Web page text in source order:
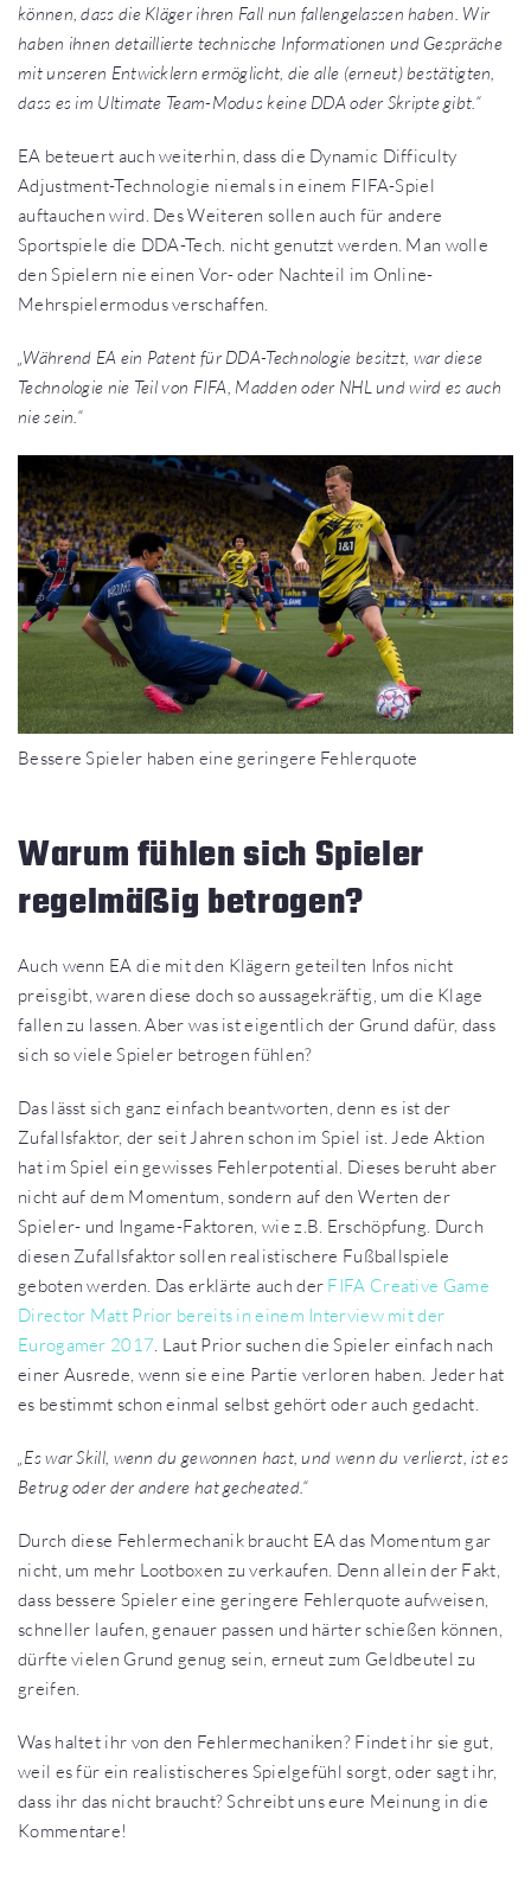
können, dass die Kläger ihren Fall nun fallengelassen haben. Wir
haben ihnen detaillierte technische Informationen und Gespräche
mit unseren Entwicklern ermöglicht, die alle (erneut) bestätigten,
dass es im Ultimate Team-Modus keine DDA oder Skripte gibt.“
EA beteuert auch weiterhin, dass die Dynamic Difficulty
Adjustment-Technologie niemals in einem FIFA-Spiel
auftauchen wird. Des Weiteren sollen auch für andere
Sportspiele die DDA-Tech. nicht genutzt werden. Man wolle
den Spielern nie einen Vor- oder Nachteil im Online-
Mehrspielermodus verschaffen.
„Während EA ein Patent für DDA-Technologie besitzt, war diese
Technologie nie Teil von FIFA, Madden oder NHL und wird es auch
nie sein.“
Bessere Spieler haben eine geringere Fehlerquote
Warum fühlen sich Spieler
regelmäßig betrogen?
Auch wenn EA die mit den Klägern geteilten Infos nicht
preisgibt, waren diese doch so aussagekräftig, um die Klage
fallen zu lassen. Aber was ist eigentlich der Grund dafür, dass
sich so viele Spieler betrogen fühlen?
Das lässt sich ganz einfach beantworten, denn es ist der
Zufallsfaktor, der seit Jahren schon im Spiel ist. Jede Aktion
hat im Spiel ein gewisses Fehlerpotential. Dieses beruht aber
nicht auf dem Momentum, sondern auf den Werten der
Spieler- und Ingame-Faktoren, wie z.B. Erschöpfung. Durch
diesen Zufallsfaktor sollen realistischere Fußballspiele
geboten werden. Das erklärte auch der FIFA Creative Game
Director Matt Prior bereits in einem Interview mit der
Eurogamer 2017 . Laut Prior suchen die Spieler einfach nach
einer Ausrede, wenn sie eine Partie verloren haben. Jeder hat
es bestimmt schon einmal selbst gehört oder auch gedacht.
„Es war Skill, wenn du gewonnen hast, und wenn du verlierst, ist es
Betrug oder der andere hat gecheated.“
Durch diese Fehlermechanik braucht EA das Momentum gar
nicht, um mehr Lootboxen zu verkaufen. Denn allein der Fakt,
dass bessere Spieler eine geringere Fehlerquote aufweisen,
schneller laufen, genauer passen und härter schießen können,
dürfte vielen Grund genug sein, erneut zum Geldbeutel zu
greifen.
Was haltet ihr von den Fehlermechaniken? Findet ihr sie gut,
weil es für ein realistischeres Spielgefühl sorgt, oder sagt ihr,
dass ihr das nicht braucht? Schreibt uns eure Meinung in die
Kommentare!